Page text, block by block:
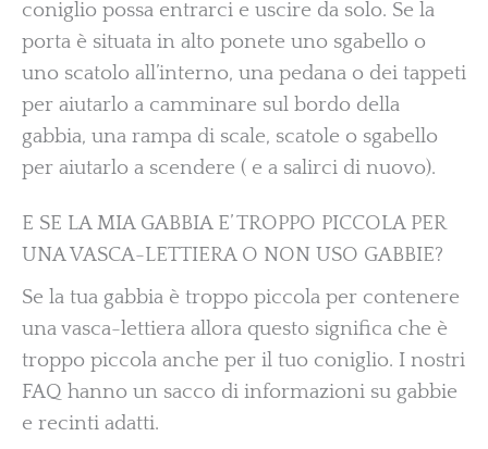
coniglio possa entrarci e uscire da solo. Se la
porta è situata in alto ponete uno sgabello o
uno scatolo all’interno, una pedana o dei tappeti
per aiutarlo a camminare sul bordo della
gabbia, una rampa di scale, scatole o sgabello
per aiutarlo a scendere ( e a salirci di nuovo).
E SE LA MIA GABBIA E’ TROPPO PICCOLA PER
UNA VASCA-LETTIERA O NON USO GABBIE?
Se la tua gabbia è troppo piccola per contenere
una vasca-lettiera allora questo significa che è
troppo piccola anche per il tuo coniglio. I nostri
FAQ hanno un sacco di informazioni su gabbie
e recinti adatti.